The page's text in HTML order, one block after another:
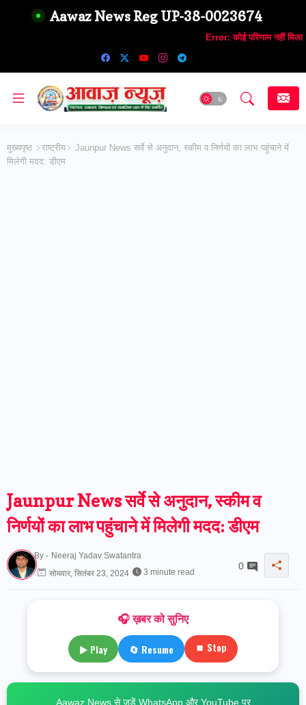
Aawaz News Reg UP-38-0023674
Error: कोई परिणाम नहीं मिला
मुख्यपृष्ठ राष्ट्रीय
Jaunpur News सर्वे से अनुदान, स्कीम व निर्णयों का लाभ पहुंचाने में
मिलेगी मदद: डीएम
Jaunpur News सर्वे से अनुदान, स्कीम व
निर्णयों का लाभ पहुंचाने में मिलेगी मदद: डीएम
By - Neeraj Yadav Swatantra
सोमवार, सितंबर 23, 2024
3 minute read
0
🎧 ख़बर को सुनिए
▶ Play 🔄 Resume ⏹ Stop
Aawaz News से जुड़ें WhatsApp और YouTube पर